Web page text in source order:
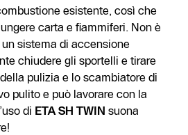
esistente, così che
carta e fiammiferi. Non è
sistema di accensione
chiudere gli sportelli e tirare
pulizia e lo scambiatore di
pulito e può lavorare con la
di ETA SH TWIN suona